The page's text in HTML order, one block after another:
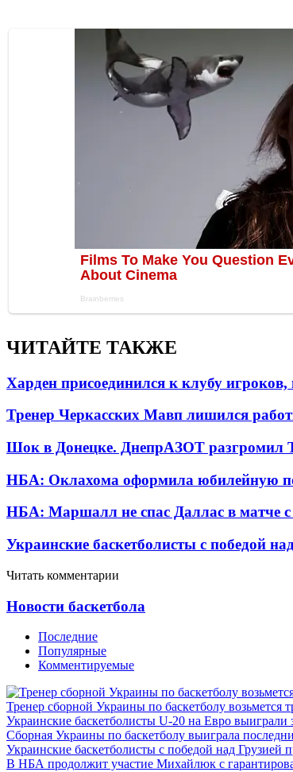
ЧИТАЙТЕ ТАКЖЕ
Харден присоединился к клубу
Тренер Черкасских Мавп лишился
Шок в Донецке. ДнепрАЗОТ разгромил
НБА: Оклахома оформила юбилейную
НБА: Маршалл не спас Даллас в матче с
Украинские баскетболисты с победой
Читать комментарии
Новости баскетбола
Последние
Популярные
Комментируемые
Тренер сборной Украины по баскетболу возьмется
Украинские баскетболисты U-20 на Евро выиграли
Сборная Украины по баскетболу выиграла
Украинские баскетболисты с победой над Грузией
В НБА продолжит участие Михайлюк с